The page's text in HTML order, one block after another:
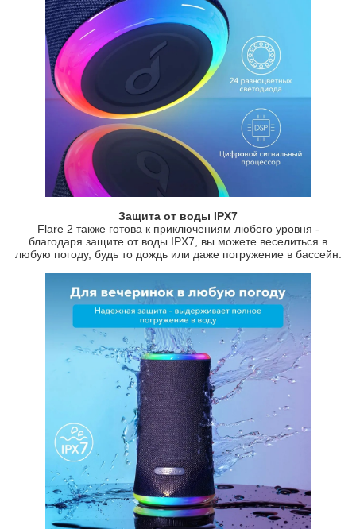
Защита от воды IPX7
Flare 2 также готова к приключениям любого уровня -
благодаря защите от воды IPX7, вы можете веселиться в
любую погоду, будь то дождь или даже погружение в бассейн.